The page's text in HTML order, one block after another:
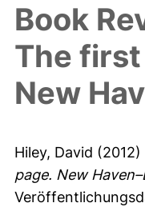
Book
The
New
Hiley, David (2012)
page. New